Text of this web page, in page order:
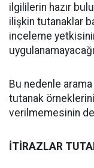
ilgililerin hazır
ilişkin tutanaklar
inceleme
Bu nedenle
tutanak
verilmemesinin
İTİRAZLAR